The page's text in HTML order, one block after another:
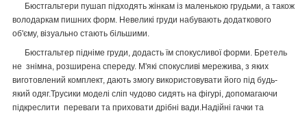
Бюстгальтери пушап підходять жінкам із маленькою грудьми, а також
володаркам пишних форм. Невеликі груди набувають додаткового
об'єму, візуально стають більшими.
Бюстгальтер підніме груди, додасть їм спокусливої форми. Бретель
не знімна, розширена спереду. М'які спокусливі мережива, з яких
виготовлений комплект, дають змогу використовувати його під будь-
який одяг.Трусики моделі сліп чудово сидять на фігурі, допомагаючи
підкреслити переваги та приховати дрібні вади.Надійні гачки та